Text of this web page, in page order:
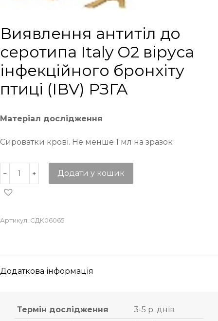
Виявлення антитіл до
серотипа Italy O2 віруса
інфекційного бронхіту
птиці (IBV) РЗГА
Матеріал дослідження
Сироватки крові. Не менше 1 мл на зразок
Додати у кошик
Артикул: СДК06065
Додаткова інформація
Термін дослідження
3-5 р. днів